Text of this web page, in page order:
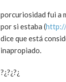
porcuriosidad fui a
por si estaba (
dice que está
inapropiado.
?¿?¿?¿